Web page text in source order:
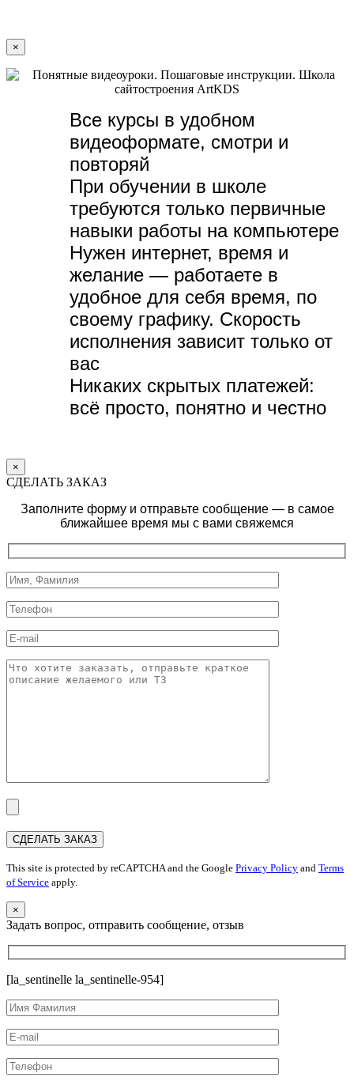
×
Все курсы в удобном
видеоформате, смотри и
повторяй
При обучении в школе
требуются только первичные
навыки работы на компьютере
Нужен интернет, время и
желание — работаете в
удобное для себя время, по
своему графику. Скорость
исполнения зависит только от
вас
Никаких скрытых платежей:
всё просто, понятно и честно
×
СДЕЛАТЬ ЗАКАЗ
Заполните форму и отправьте сообщение — в самое
ближайшее время мы с вами свяжемся
This site is protected by reCAPTCHA and the Google Privacy Policy and Terms
of Service apply.
×
Задать вопрос, отправить сообщение, отзыв
[la_sentinelle la_sentinelle-954]